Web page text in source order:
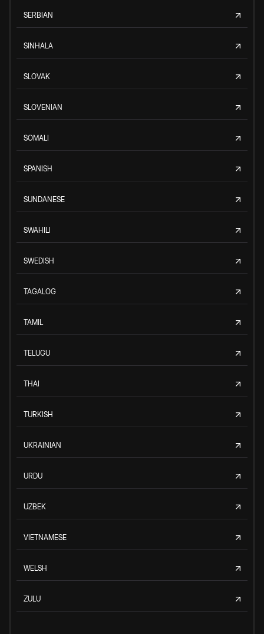
SERBIAN
SINHALA
SLOVAK
SLOVENIAN
SOMALI
SPANISH
SUNDANESE
SWAHILI
SWEDISH
TAGALOG
TAMIL
TELUGU
THAI
TURKISH
UKRAINIAN
URDU
UZBEK
VIETNAMESE
WELSH
ZULU